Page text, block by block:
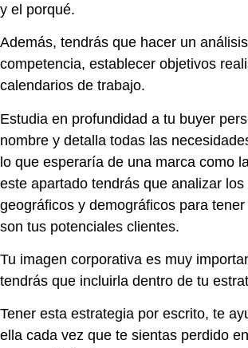
y el porqué.
Además, tendrás que hacer un
competencia, establecer objetivos
calendarios de trabajo.
Estudia en profundidad a tu buyer
nombre y detalla todas las
lo que esperaría de una marca como
este apartado tendrás que analizar los
geográficos y demográficos para
son tus potenciales clientes.
Tu imagen corporativa es muy
tendrás que incluirla dentro de tu
Tener esta estrategia por escrito, te
ella cada vez que te sientas perdido